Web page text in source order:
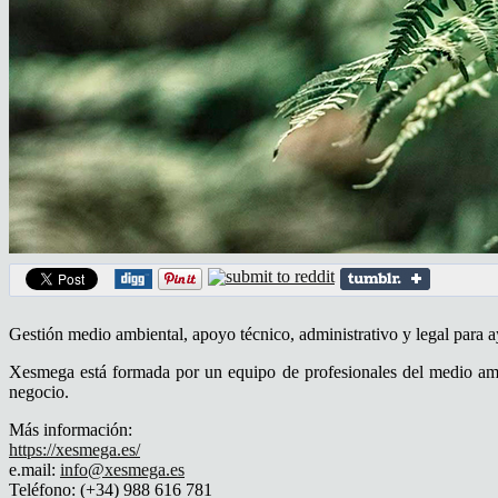
Gestión medio ambiental, apoyo técnico, administrativo y legal para
Xesmega está formada por un equipo de profesionales del medio
negocio.
Más información:
https://xesmega.es/
e.mail: info@xesmega.es
Teléfono: (+34) 988 616 781